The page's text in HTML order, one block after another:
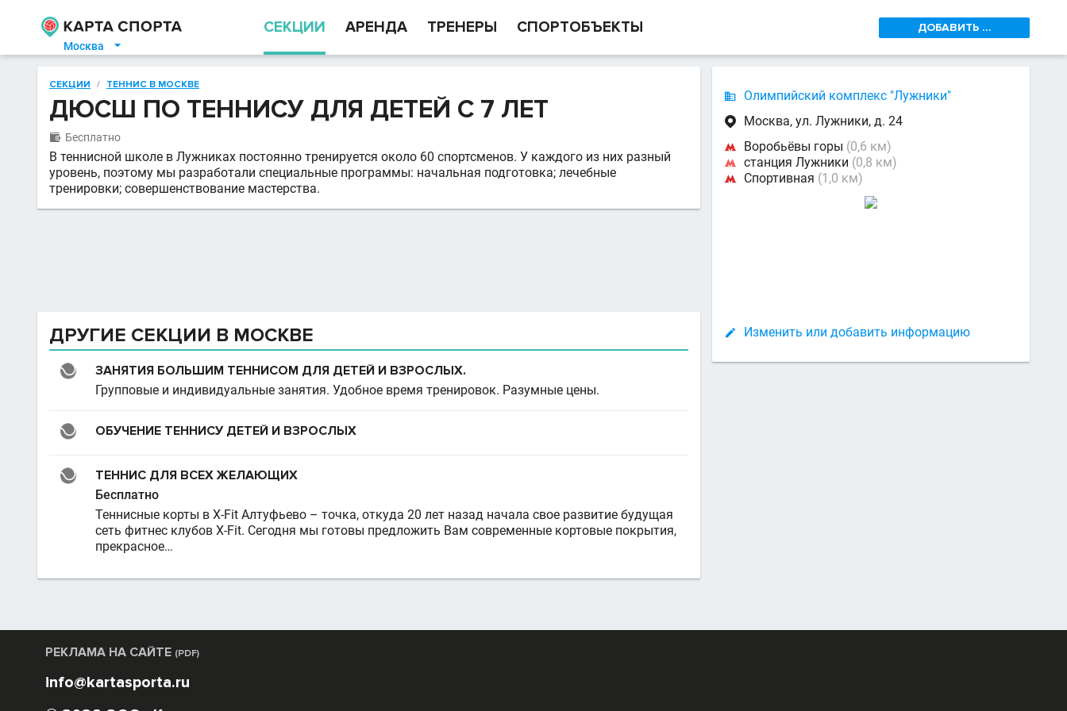
Москва 
СЕКЦИИ АРЕНДА ТРЕНЕРЫ СПОРТОБЪЕКТЫ ДОБАВИТЬ ...
СЕКЦИИ / ТЕННИС В МОСКВЕ
ДЮСШ ПО ТЕННИСУ ДЛЯ ДЕТЕЙ С 7 ЛЕТ
 Бесплатно
В теннисной школе в Лужниках постоянно тренируется около 60 спортсменов. У каждого из них разный
уровень, поэтому мы разработали специальные программы: начальная подготовка; лечебные
тренировки; совершенствование мастерства.
ДРУГИЕ СЕКЦИИ В МОСКВЕ
ЗАНЯТИЯ БОЛЬШИМ ТЕННИСОМ ДЛЯ ДЕТЕЙ И ВЗРОСЛЫХ.
Групповые и индивидуальные занятия. Удобное время тренировок. Разумные цены.
ОБУЧЕНИЕ ТЕННИСУ ДЕТЕЙ И ВЗРОСЛЫХ
ТЕННИС ДЛЯ ВСЕХ ЖЕЛАЮЩИХ
Бесплатно
Теннисные корты в X-Fit Алтуфьево – точка, откуда 20 лет назад начала свое развитие будущая
сеть фитнес клубов X-Fit. Сегодня мы готовы предложить Вам современные кортовые покрытия,
прекрасное…
 Олимпийский комплекс "Лужники"
 Москва, ул. Лужники, д. 24
 Воробьёвы горы (0,6 км)
 станция Лужники (0,8 км)
 Спортивная (1,0 км)
 Изменить или добавить информацию
РЕКЛАМА НА САЙТЕ (PDF)
info@kartasporta.ru